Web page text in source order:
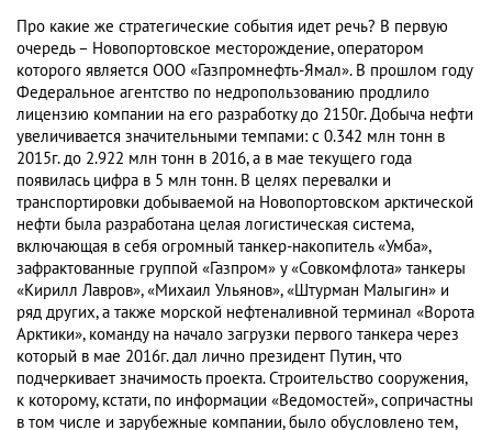
Про какие же стратегические события идет речь? В первую
очередь – Новопортовское месторождение, оператором
которого является ООО «Газпромнефть-Ямал». В прошлом году
Федеральное агентство по недропользованию продлило
лицензию компании на его разработку до 2150г. Добыча нефти
увеличивается значительными темпами: с 0.342 млн тонн в
2015г. до 2.922 млн тонн в 2016, а в мае текущего года
появилась цифра в 5 млн тонн. В целях перевалки и
транспортировки добываемой на Новопортовском арктической
нефти была разработана целая логистическая система,
включающая в себя огромный танкер-накопитель «Умба»,
зафрактованные группой «Газпром» у «Совкомфлота» танкеры
«Кирилл Лавров», «Михаил Ульянов», «Штурман Малыгин» и
ряд других, а также морской нефтеналивной терминал «Ворота
Арктики», команду на начало загрузки первого танкера через
который в мае 2016г. дал лично президент Путин, что
подчеркивает значимость проекта. Строительство сооружения,
к которому, кстати, по информации «Ведомостей», сопричастны
в том числе и зарубежные компании, было обусловлено тем,